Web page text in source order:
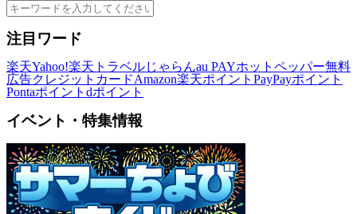
注目ワード
楽天Yahoo!楽天トラベルじゃらんau PAYホットペッパー無料
広告クレジットカードAmazon楽天ポイント PayPayポイント
Pontaポイント dポイント
イベント・特集情報